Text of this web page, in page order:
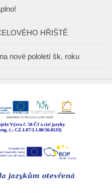
HŘIŠTĚ
nové pololetí šk. roku